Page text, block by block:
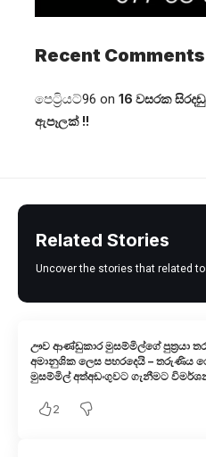
Recent Comments
පෙට්‍රියට්96 on 16 වසරක
ඇපෑලක් !!
Related Stories
Uncover the stories that related
ඌව ආණ්ඩුකාර මුසම්මිල්ගේ පුත්‍රයා
අමානුශික ලෙස පහරදෙයි – තරුණිය
මුසම්මිල් අත්අඩංගුවට ගැනීමට
2